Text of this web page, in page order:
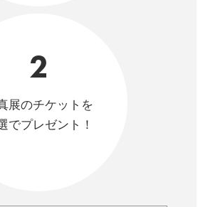
2
展のチケットを
でプレゼント！